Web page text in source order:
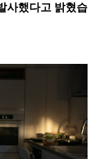
사했다고 밝혔습